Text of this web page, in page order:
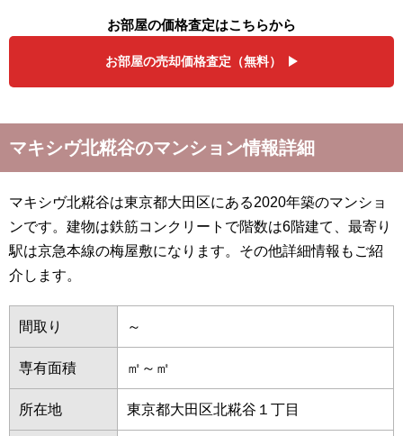
お部屋の価格査定はこちらから
お部屋の売却価格査定（無料）
マキシヴ北糀谷のマンション情報詳細
マキシヴ北糀谷は東京都大田区にある2020年築のマンショ
ンです。建物は鉄筋コンクリートで階数は6階建て、最寄り
駅は京急本線の梅屋敷になります。その他詳細情報もご紹
介します。
間取り ～
専有面積 ㎡～㎡
所在地 東京都大田区北糀谷１丁目